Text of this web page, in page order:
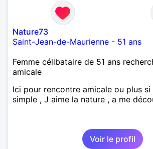
Nature73
Saint-Jean-de-Maurienne - 51 ans
Femme célibataire de 51 ans
amicale
Ici pour rencontre amicale ou plus si
simple , J aime la nature , a me
Voir le profil